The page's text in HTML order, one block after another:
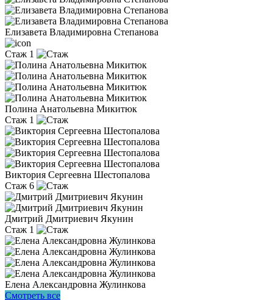
Елизавета Владимировна Степанова
Стаж 1
Полина Анатольевна Микитюк
Стаж 1
Виктория Сергеевна Шестопалова
Стаж 6
Дмитрий Дмитриевич Якунин
Стаж 1
Елена Александровна Жулинкова
Смотреть все